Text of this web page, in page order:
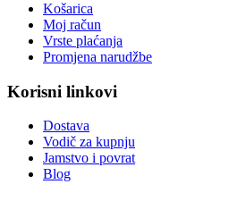
Košarica
Moj račun
Vrste plaćanja
Promjena narudžbe
Korisni linkovi
Dostava
Vodič za kupnju
Jamstvo i povrat
Blog